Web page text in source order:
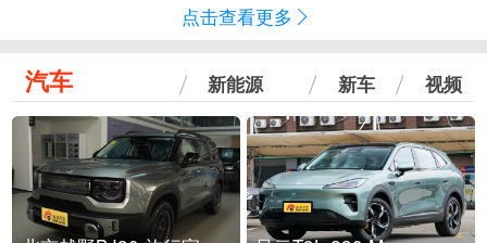
点击查看更多
汽车 新能源 新车 视频